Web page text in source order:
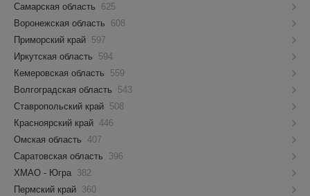
Самарская область
625
Воронежская область
608
Приморский край 597
Иркутская область
594
Кемеровская область
559
Волгоградская область
543
Ставропольский край 508
Красноярский край 446
Омская область 407
Саратовская область
396
ХМАО - Югра 382
Пермский край 360